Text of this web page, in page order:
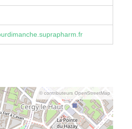
© contributeurs OpenStreetMap